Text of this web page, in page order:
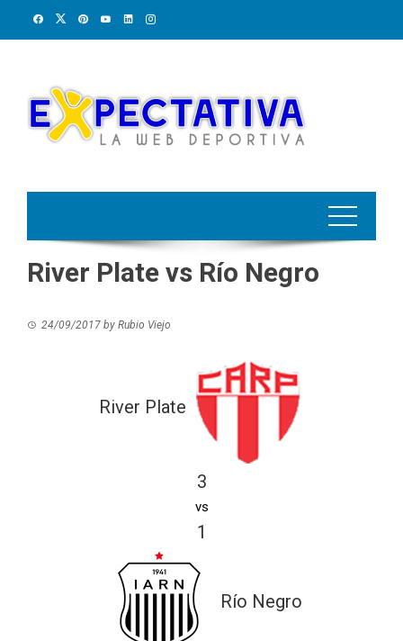
River Plate vs Río Negro
24/09/2017 by Rubio Viejo
River Plate
3
vs
1
Río Negro